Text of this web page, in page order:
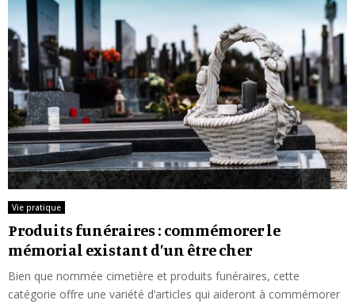
Vie pratique
Produits funéraires : commémorer le
mémorial existant d’un être cher
Bien que nommée cimetière et produits funéraires, cette
catégorie offre une variété d’articles qui aideront à commémorer